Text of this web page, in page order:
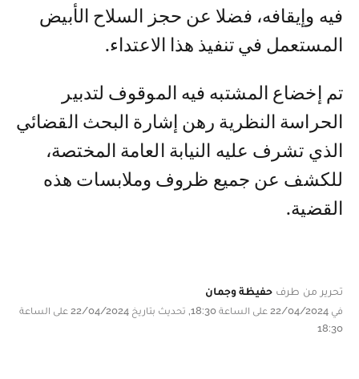
فيه وإيقافه، فضلا عن حجز السلاح الأبيض
المستعمل في تنفيذ هذا الاعتداء.
تم إخضاع المشتبه فيه الموقوف لتدبير
الحراسة النظرية رهن إشارة البحث القضائي
الذي تشرف عليه النيابة العامة المختصة،
للكشف عن جميع ظروف وملابسات هذه
القضية.
تحرير من طرف حفيظة وجمان
في 22/04/2024 على الساعة 18:30, تحديث بتاريخ 22/04/2024 على الساعة
18:30